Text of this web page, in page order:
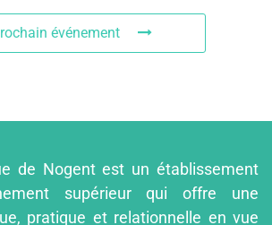
événement
de Nogent est un établissement
supérieur qui offre une
pratique et relationnelle en vue